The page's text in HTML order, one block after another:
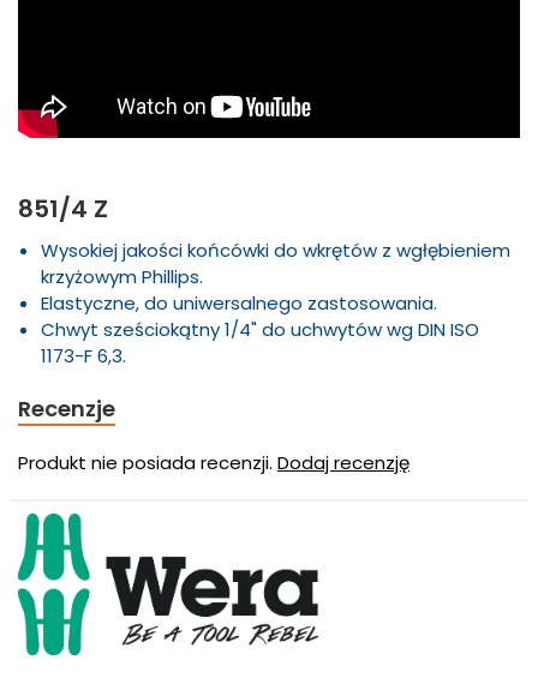
851/4 Z
Wysokiej jakości końcówki do wkrętów z wgłębieniem
krzyżowym Phillips.
Elastyczne, do uniwersalnego zastosowania.
Chwyt sześciokątny 1/4" do uchwytów wg DIN ISO
1173-F 6,3.
Recenzje
Produkt nie posiada recenzji. Dodaj recenzję